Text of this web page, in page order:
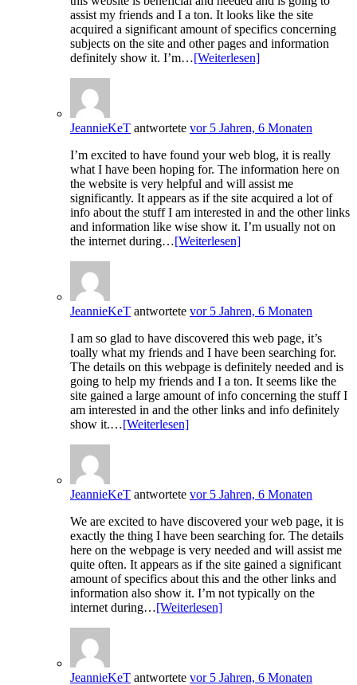
assist my friends and I a ton. It looks like the site
acquired a significant amount of specifics concerning
subjects on the site and other pages and information
definitely show it. I’m…[Weiterlesen]
JeannieKeT antwortete vor 5 Jahren, 6 Monaten
I’m excited to have found your web blog, it is really
what I have been hoping for. The information here on
the website is very helpful and will assist me
significantly. It appears as if the site acquired a lot of
info about the stuff I am interested in and the other links
and information like wise show it. I’m usually not on
the internet during…[Weiterlesen]
JeannieKeT antwortete vor 5 Jahren, 6 Monaten
I am so glad to have discovered this web page, it’s
toally what my friends and I have been searching for.
The details on this webpage is definitely needed and is
going to help my friends and I a ton. It seems like the
site gained a large amount of info concerning the stuff I
am interested in and the other links and info definitely
show it.…[Weiterlesen]
JeannieKeT antwortete vor 5 Jahren, 6 Monaten
We are excited to have discovered your web page, it is
exactly the thing I have been searching for. The details
here on the webpage is very needed and will assist me
quite often. It appears as if the site gained a significant
amount of specifics about this and the other links and
information also show it. I’m not typically on the
internet during…[Weiterlesen]
JeannieKeT antwortete vor 5 Jahren, 6 Monaten